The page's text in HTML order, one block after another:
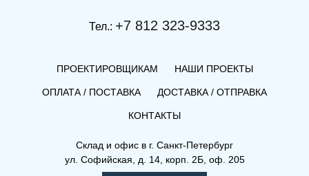
Тел.: +7 812 323-9333
ПРОЕКТИРОВЩИКАМ НАШИ ПРОЕКТЫ
ОПЛАТА / ПОСТАВКА ДОСТАВКА / ОТПРАВКА
КОНТАКТЫ
Склад и офис в г. Санкт-Петербург
ул. Софийская, д. 14, корп. 2Б, оф. 205